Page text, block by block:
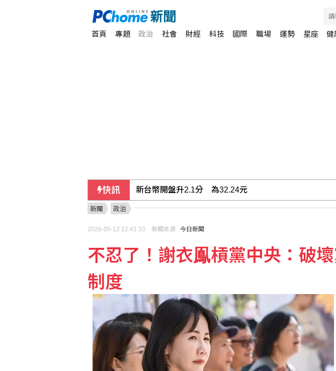
首頁 專題 政治 社會 財經 科技 國際 職場 運勢 星座 健
快訊 新台幣開盤升2.1分 為32.24元
台積電走揚 台股開高漲逾430點突破44800點
新聞 政治
2026-05-12 22:41:33 新聞來源 : 今日新聞
不忍了！謝衣鳯槓黨中央：破
制度